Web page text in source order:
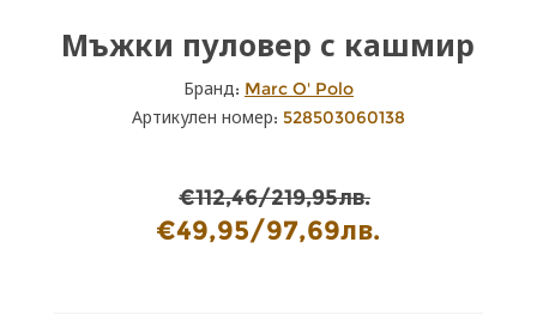
Мъжки пуловер с кашмир
Бранд: Marc O' Polo
Артикулен номер: 528503060138
€112,46/219,95лв.
€49,95/97,69лв.